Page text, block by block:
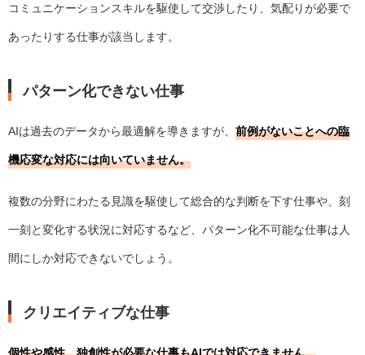
コミュニケーションスキルを駆使して交渉したり、気配りが必要で
あったりする仕事が該当します。
パターン化できない仕事
AIは過去のデータから最適解を導きますが、 前例がないことへの臨
機応変な対応には向いていません。
複数の分野にわたる見識を駆使して総合的な判断を下す仕事や、刻
一刻と変化する状況に対応するなど、パターン化不可能な仕事は人
間にしか対応できないでしょう。
クリエイティブな仕事